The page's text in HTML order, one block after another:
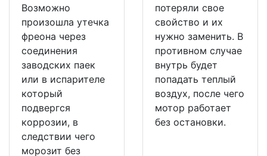
Возможно
произошла утечка
фреона через
соединения
заводских паек
или в испарителе
который
подвергся
коррозии, в
следствии чего
морозит без
потеряли свое
свойство и их
нужно заменить. В
противном случае
внутрь будет
попадать теплый
воздух, после чего
мотор работает
без остановки.